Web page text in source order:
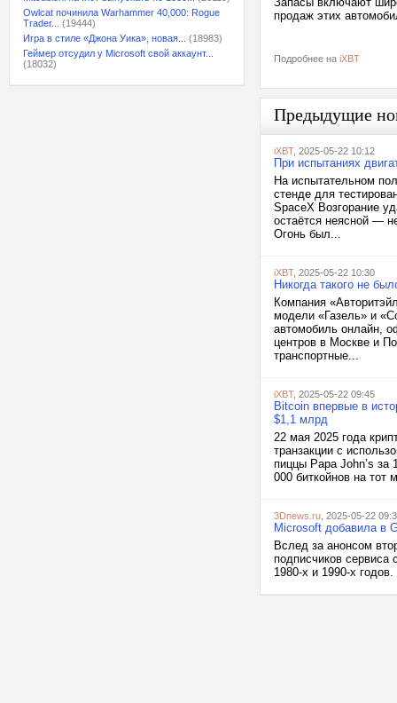
Owlcat починила Warhammer 40,000: Rogue
Trader...
(19444)
Игра в стиле «Джона Уика», новая...
(18983)
Геймер отсудил у Microsoft свой аккаунт...
(18032)
продаж этих
Подробнее на iXBT
Предыдущие
iXBT, 2025-05-22 10:12
При испытаниях
На испытательном
стенде для
SpaceX Возгорание
остаётся неясной —
Огонь был...
iXBT, 2025-05-22 10:30
Никогда такого не
Компания
модели «Газель» и
автомобиль онлайн,
центров в Москве и
транспортные...
iXBT, 2025-05-22 09:45
Bitcoin впервые в
$1,1 млрд
22 мая 2025 года
транзакции с
пиццы Papa John’s за
000 биткойнов на тот
3Dnews.ru , 2025-05-22
Microsoft добавила в
Вслед за анонсом
подписчиков
1980-х и 1990-х